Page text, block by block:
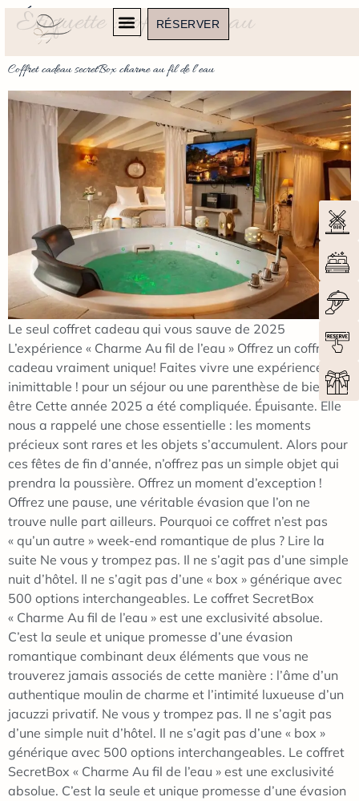
RÉSERVER
Étiquette :coffret cadeau
Coffret cadeau secretBox charme au fil de l’eau
Le seul coffret cadeau qui vous sauve de 2025
L’expérience « Charme Au fil de l’eau » Offrez un coffret
cadeau vraiment unique! Faites vivre une expérience
inimittable ! pour un séjour ou une parenthèse de bien
être Cette année 2025 a été compliquée. Épuisante. Elle
nous a rappelé une chose essentielle : les moments
précieux sont rares et les objets s’accumulent. Alors pour
ces fêtes de fin d’année, n’offrez pas un simple objet qui
prendra la poussière. Offrez un moment d’exception !
Offrez une pause, une véritable évasion que l’on ne
trouve nulle part ailleurs. Pourquoi ce coffret n’est pas
« qu’un autre » week-end romantique de plus ? Lire la
suite Ne vous y trompez pas. Il ne s’agit pas d’une simple
nuit d’hôtel. Il ne s’agit pas d’une « box » générique avec
500 options interchangeables. Le coffret SecretBox
« Charme Au fil de l’eau » est une exclusivité absolue.
C’est la seule et unique promesse d’une évasion
romantique combinant deux éléments que vous ne
trouverez jamais associés de cette manière : l’âme d’un
authentique moulin de charme et l’intimité luxueuse d’un
jacuzzi privatif. Ne vous y trompez pas. Il ne s’agit pas
d’une simple nuit d’hôtel. Il ne s’agit pas d’une « box »
générique avec 500 options interchangeables. Le coffret
SecretBox « Charme Au fil de l’eau » est une exclusivité
absolue. C’est la seule et unique promesse d’une évasion